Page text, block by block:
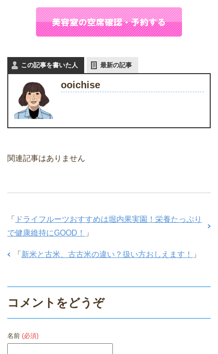
この記事を書いた人 最新の記事
ooichise
関連記事はありません
「
ドライフルーツおすすめは堀内果実園！栄養たっぷり
で健康維持にGOOD！
」
「 新米と古米、古古米の違い？扱い方おしえます！ 」
コメントをどうぞ
名前 (必須)